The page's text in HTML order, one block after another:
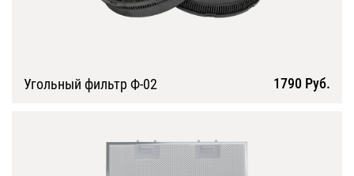
Угольный фильтр Ф-02 1790 Руб.